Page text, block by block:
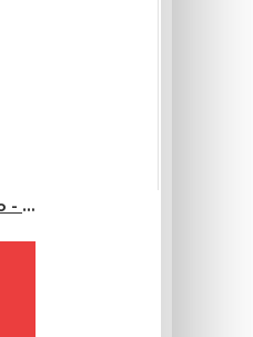
Визитки промо - 1000 шт.